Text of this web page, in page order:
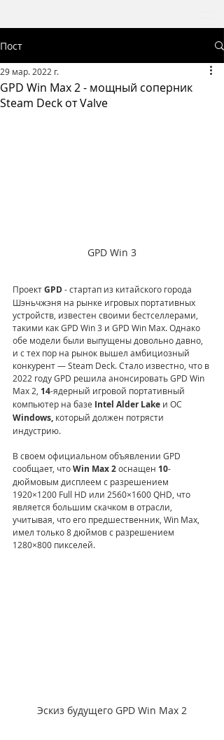
Пост
GPD Win Max 2 - мощный соперник
Steam Deck от Valve
29 мар. 2022 г.
GPD Win 3
Проект GPD - стартап из китайского города
Шэньчжэня на рынке игровых портативных
устройств, известен своими бестселлерами,
такими как GPD Win 3 и GPD Win Max. Однако
обе модели были выпущены довольно давно,
и с тех пор на рынок вышел амбициозный
конкурент — Steam Deck. Стало известно, что в
2022 году GPD решила анонсировать GPD Win
Max 2, 14-ядерный игровой портативный
компьютер на базе Intel Alder Lake и ОС
Windows, который должен потрясти
индустрию.
В своем официальном объявлении GPD
сообщает, что Win Max 2 оснащен 10-
дюймовым дисплеем с разрешением
1920×1200 Full HD или 2560×1600 QHD, что
является большим скачком в отрасли,
учитывая, что его предшественник, Win Max,
имел только 8 дюймов с разрешением
1280×800 пикселей.
Эскиз будущего GPD Win Max 2